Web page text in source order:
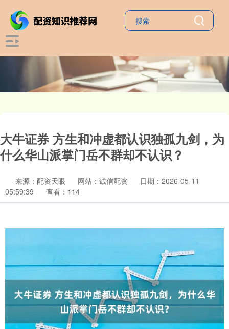
大牛证券 方生和冲虚都认识独孤九剑，为
什么华山派掌门岳不群却不认识？
来源：配资天眼 网站：诚信配资
日期：2026-05-11
05:59:39
查看：114